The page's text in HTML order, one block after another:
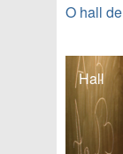
O hall
Hall